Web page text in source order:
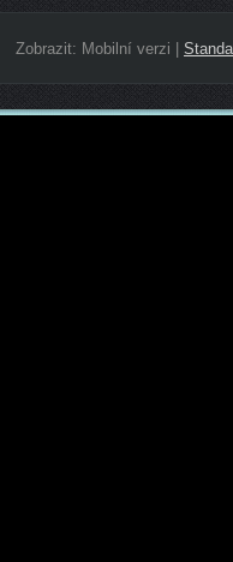
Zobrazit: Mobilní verzi